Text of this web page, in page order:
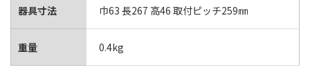
器具寸法 巾63 長267 高46 取付ピッチ259㎜
重量 0.4kg